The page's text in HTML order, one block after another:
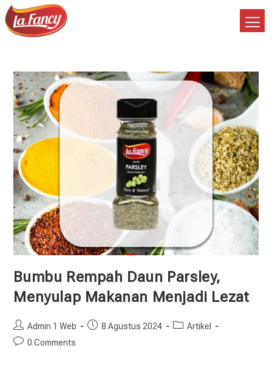
Bumbu Rempah Daun Parsley,
Menyulap Makanan Menjadi Lezat
Admin 1 Web 8 Agustus 2024
Artikel
0 Comments